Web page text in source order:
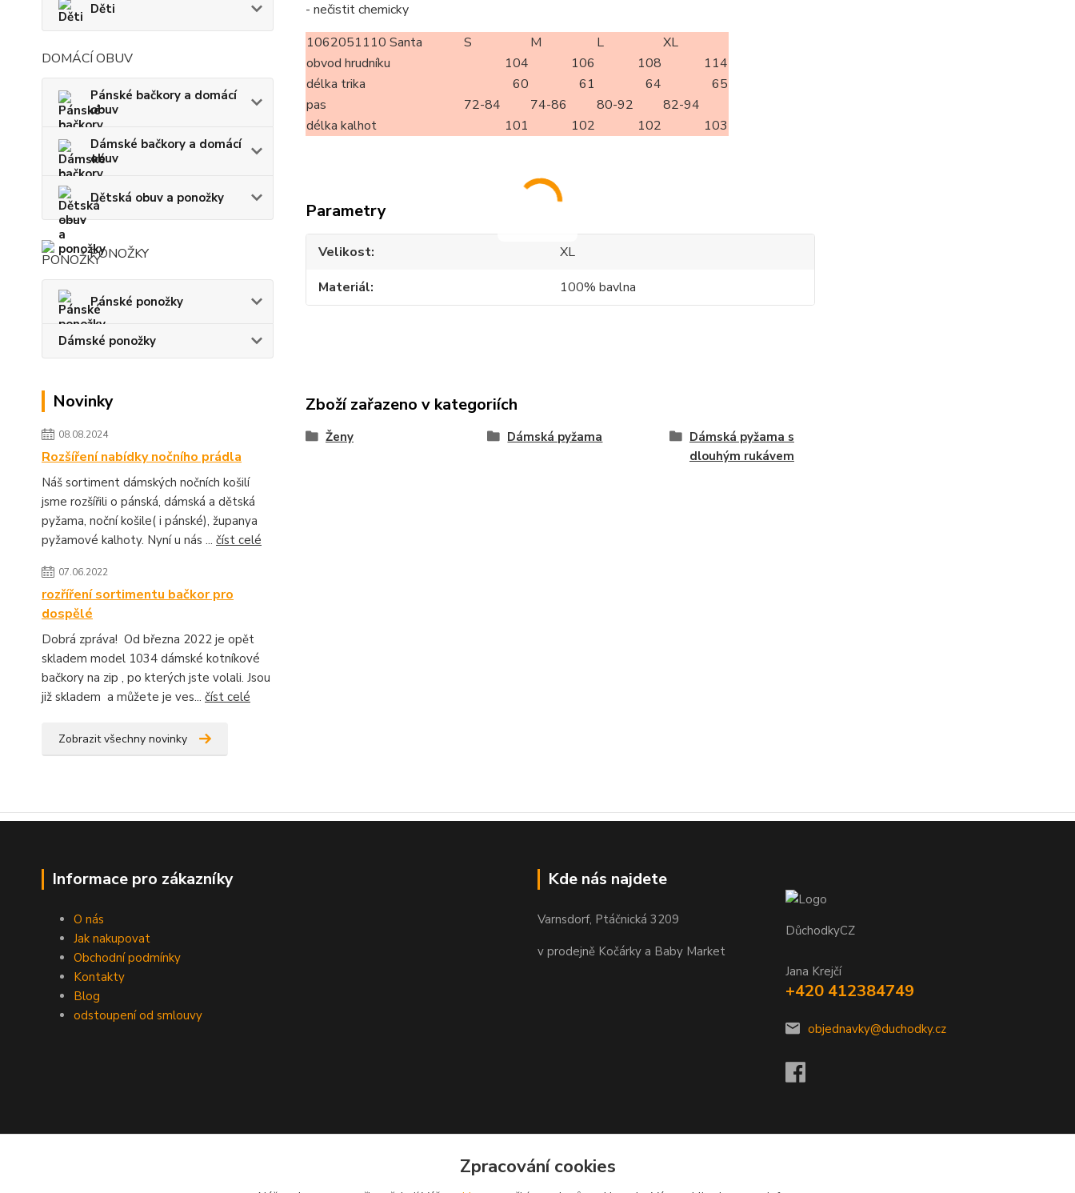
Děti
DOMÁCÍ OBUV
Pánské bačkory a domácí
obuv
Dámské bačkory a domácí
obuv
Dětská obuv a ponožky
PONOŽKY
Pánské ponožky
Dámské ponožky
Novinky
08.08.2024
Rozšíření nabídky nočního prádla
Náš sortiment dámských nočních košilí
jsme rozšířili o pánská, dámská a dětská
pyžama, noční košile( i pánské), županya
pyžamové kalhoty. Nyní u nás ... číst celé
07.06.2022
rozříření sortimentu bačkor pro
dospělé
Dobrá zpráva! Od března 2022 je opět
skladem model 1034 dámské kotníkové
bačkory na zip , po kterých jste volali. Jsou
již skladem a můžete je ves... číst celé
Zobrazit všechny novinky
- nečistit chemicky
1062051110 Santa
S M L
XL
obvod hrudníku
104 106 108
114
délka trika
60 61 64
65
pas
72-84 74-86 80-92
82-94
délka kalhot
101 102 102 103
Parametry
Velikost
XL
Materiál
100% bavlna
Zboží zařazeno v kategoriích
Ženy Dámská pyžama
Dámská pyžama s
dlouhým rukávem
Informace pro zákazníky
O nás
Jak nakupovat
Obchodní podmínky
Kontakty
Blog
odstoupení od smlouvy
Kde nás najdete
Varnsdorf, Ptáčnická 3209
v prodejně Kočárky a Baby Market
DůchodkyCZ
Jana Krejčí
+420 412384749
objednavky@duchodky.cz
Zpracování cookies